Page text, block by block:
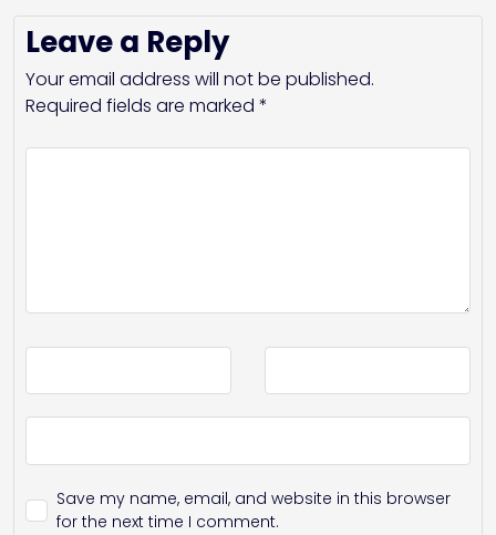
Leave a Reply
Your email address will not be published.
Required fields are marked *
Save my name, email, and website in this browser
for the next time I comment.